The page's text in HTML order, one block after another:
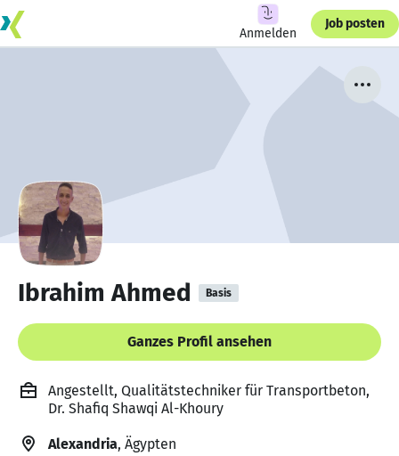
Anmelden
Job posten
Ibrahim Ahmed Basis
Ganzes Profil ansehen
Angestellt, Qualitätstechniker für Transportbeton,
Dr. Shafiq Shawqi Al-Khoury
Alexandria, Ägypten